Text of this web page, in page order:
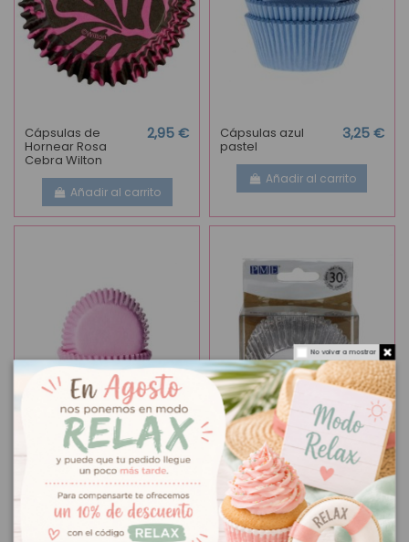
Cápsulas de
Hornear Rosa
Cebra Wilton
2,95 €
Añadir al carrito
Cápsulas azul
pastel
3,25 €
Añadir al carrito
Cápsulas rosa
pastel
3,25 €
Añadir al carrito
Cápsulas plata
metalizadas
3,25 €
Añadir al carrito
No volver a mostrar